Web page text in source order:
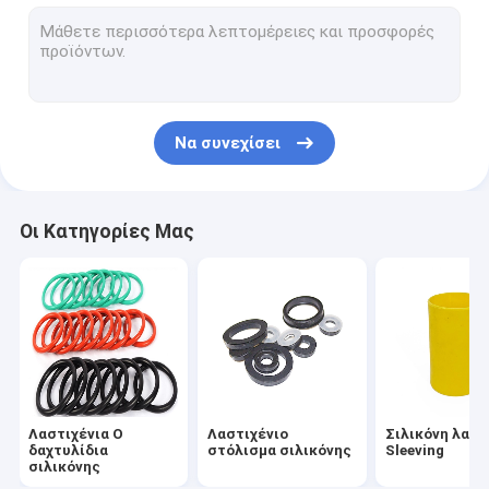
Δαχτυλίδια σιλικόνης συνήθειας
Ιατρικό λάστιχο σιλικόνης
Εύκαμπτη σωλήνωση σιλικόνης
Λαστιχένιο σκοινί σιλικόνης
Δαχτυλίδι νεοπρενίου Ο
Οικιακά στοιχεία σιλικόνης
Να συνεχίσει
Οι Κατηγορίες Μας
Λαστιχένια Ο
δαχτυλίδια
σιλικόνης
Λαστιχένιο
στόλισμα σιλικόνης
Σιλικόνη
Sleeving